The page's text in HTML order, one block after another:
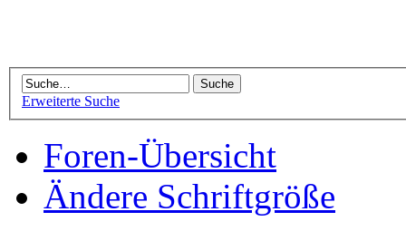
Erweiterte Suche
Foren-Übersicht
Ändere Schriftgröße